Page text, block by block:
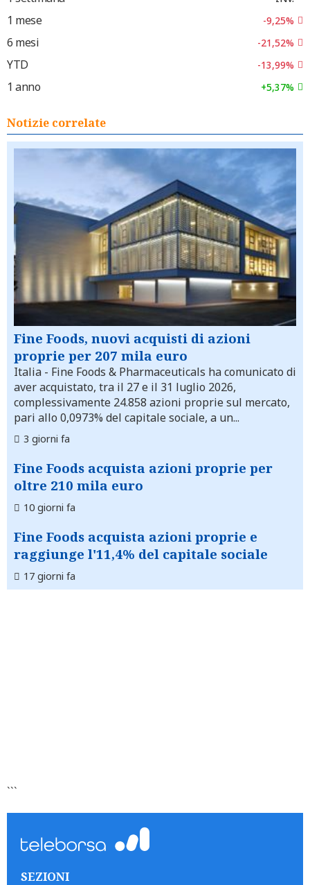
1 mese -9,25%
6 mesi -21,52%
YTD -13,99%
1 anno +5,37%
Notizie correlate
Fine Foods, nuovi acquisti di azioni
proprie per 207 mila euro
Italia - Fine Foods & Pharmaceuticals ha comunicato di
aver acquistato, tra il 27 e il 31 luglio 2026,
complessivamente 24.858 azioni proprie sul mercato,
pari allo 0,0973% del capitale sociale, a un...
3 giorni fa
Fine Foods acquista azioni proprie per
oltre 210 mila euro
10 giorni fa
Fine Foods acquista azioni proprie e
raggiunge l'11,4% del capitale sociale
17 giorni fa
```
SEZIONI